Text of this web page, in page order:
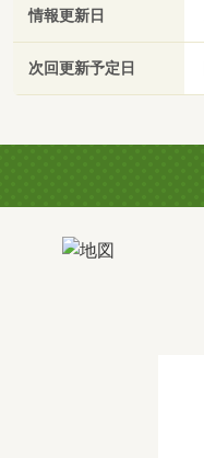
情報更新日
次回更新予定日